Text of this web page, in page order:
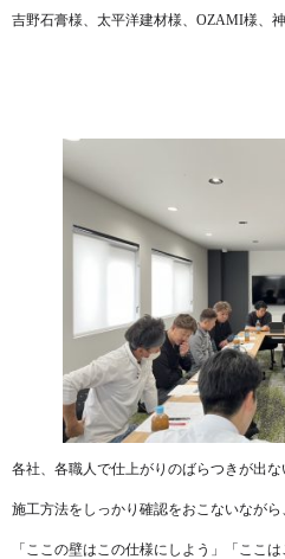
吉野石膏様、太平洋建材様、OZAMI様、
各社、各職人で仕上がりのばらつきが出な
施工方法をしっかり確認をおこないながら
「ここの壁はこの仕様にしよう」「ここは